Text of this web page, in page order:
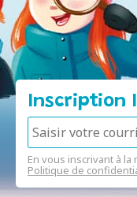
Inscription
En vous inscrivant à
Politique de